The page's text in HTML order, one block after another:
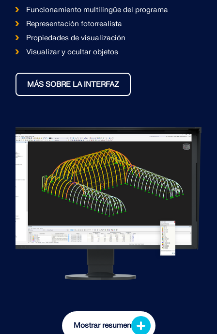
Funcionamiento multilingüe del programa
Representación fotorrealista
Propiedades de visualización
Visualizar y ocultar objetos
MÁS SOBRE LA INTERFAZ
Mostrar resumen